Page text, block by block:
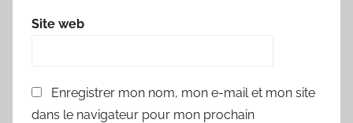
Site web
Enregistrer mon nom, mon e-mail et mon site
dans le navigateur pour mon prochain